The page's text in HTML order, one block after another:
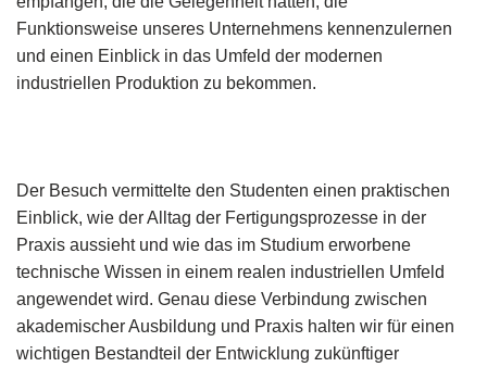
Funktionsweise unseres Unternehmens kennenzulernen
und einen Einblick in das Umfeld der modernen
industriellen Produktion zu bekommen.
Der Besuch vermittelte den Studenten einen praktischen
Einblick, wie der Alltag der Fertigungsprozesse in der
Praxis aussieht und wie das im Studium erworbene
technische Wissen in einem realen industriellen Umfeld
angewendet wird. Genau diese Verbindung zwischen
akademischer Ausbildung und Praxis halten wir für einen
wichtigen Bestandteil der Entwicklung zukünftiger